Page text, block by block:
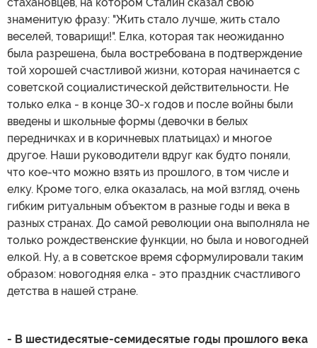
знаменитую фразу: "Жить стало лучше, жить стало
веселей, товарищи!". Елка, которая так неожиданно
была разрешена, была востребована в подтверждение
той хорошей счастливой жизни, которая начинается с
советской социалистической действительности. Не
только елка - в конце 30-х годов и после войны были
введены и школьные формы (девочки в белых
передничках и в коричневых платьицах) и многое
другое. Наши руководители вдруг как будто поняли,
что кое-что можно взять из прошлого, в том числе и
елку. Кроме того, елка оказалась, на мой взгляд, очень
гибким ритуальным объектом в разные годы и века в
разных странах. До самой революции она выполняла не
только рождественские функции, но была и новогодней
елкой. Ну, а в советское время сформулировали таким
образом: новогодняя елка - это праздник счастливого
детства в нашей стране.
- В шестидесятые-семидесятые годы прошлого века